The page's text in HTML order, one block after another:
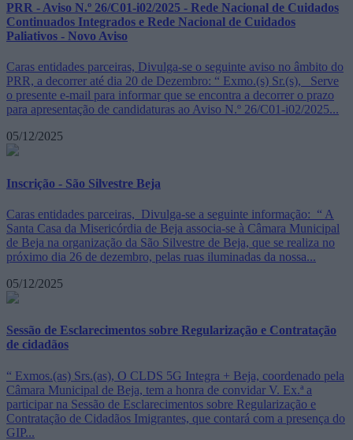
PRR - Aviso N.º 26/C01-i02/2025 - Rede Nacional de Cuidados
Continuados Integrados e Rede Nacional de Cuidados
Paliativos - Novo Aviso
Caras entidades parceiras, Divulga-se o seguinte aviso no âmbito do
PRR, a decorrer até dia 20 de Dezembro: “ Exmo.(s) Sr.(s), Serve
o presente e-mail para informar que se encontra a decorrer o prazo
para apresentação de candidaturas ao Aviso N.º 26/C01-i02/2025...
05/12/2025
Inscrição - São Silvestre Beja
Caras entidades parceiras, Divulga-se a seguinte informação: “ A
Santa Casa da Misericórdia de Beja associa-se à Câmara Municipal
de Beja na organização da São Silvestre de Beja, que se realiza no
próximo dia 26 de dezembro, pelas ruas iluminadas da nossa...
05/12/2025
Sessão de Esclarecimentos sobre Regularização e Contratação
de cidadãos
“ Exmos.(as) Srs.(as), O CLDS 5G Integra + Beja, coordenado pela
Câmara Municipal de Beja, tem a honra de convidar V. Ex.ª a
participar na Sessão de Esclarecimentos sobre Regularização e
Contratação de Cidadãos Imigrantes, que contará com a presença do
GIP...